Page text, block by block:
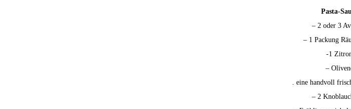
Pasta-
– 2 oder 3
– 1 Packung
-1
–
. eine handvoll
– 2